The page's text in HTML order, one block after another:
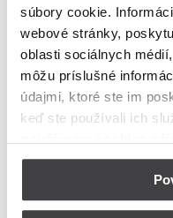
súbory cookie.
webové stránky,
oblasti sociálnych
môžu príslušné
údajmi, ktoré ste im
keď ste používali ich
Zadajte číslo domu/vchodu
lokalite Komárno
Zoznam čísiel
meste Komárno
Bohužiaľ, nedisponujeme
ulici Hradná v meste
© Copyright 2026